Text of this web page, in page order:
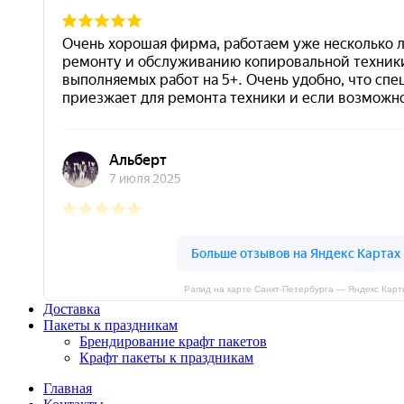
Рапид на карте Санкт‑Петербурга — Яндекс
Доставка
Пакеты к праздникам
Брендирование крафт пакетов
Крафт пакеты к праздникам
Главная